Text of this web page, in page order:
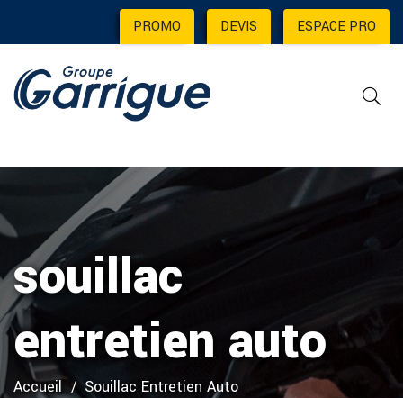
PROMO | DEVIS | ESPACE PRO
souillac
entretien auto
Accueil Souillac Entretien Auto